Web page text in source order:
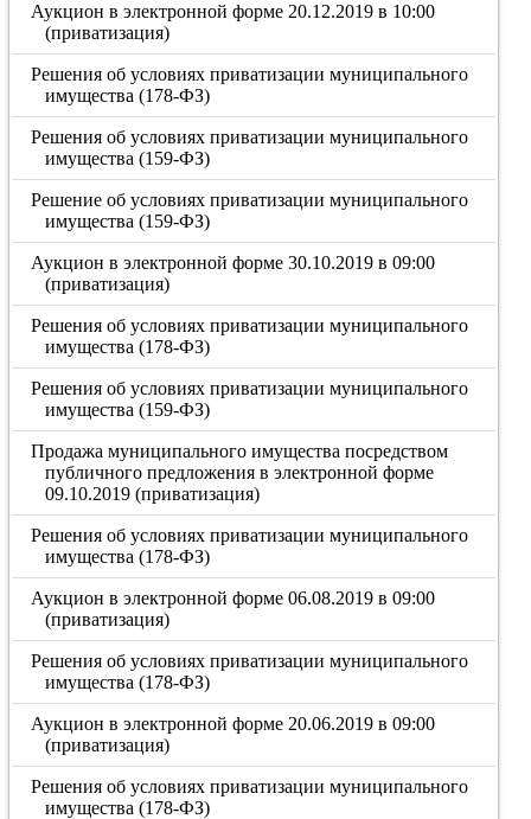
Аукцион в электронной форме 20.12.2019 в 10:00
(приватизация)
Решения об условиях приватизации муниципального
имущества (178-ФЗ)
Решения об условиях приватизации муниципального
имущества (159-ФЗ)
Решение об условиях приватизации муниципального
имущества (159-ФЗ)
Аукцион в электронной форме 30.10.2019 в 09:00
(приватизация)
Решения об условиях приватизации муниципального
имущества (178-ФЗ)
Решения об условиях приватизации муниципального
имущества (159-ФЗ)
Продажа муниципального имущества посредством
публичного предложения в электронной форме
09.10.2019 (приватизация)
Решения об условиях приватизации муниципального
имущества (178-ФЗ)
Аукцион в электронной форме 06.08.2019 в 09:00
(приватизация)
Решения об условиях приватизации муниципального
имущества (178-ФЗ)
Аукцион в электронной форме 20.06.2019 в 09:00
(приватизация)
Решения об условиях приватизации муниципального
имущества (178-ФЗ)